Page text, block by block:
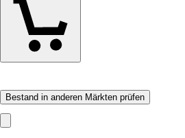
Bestand in anderen Märkten prüfen